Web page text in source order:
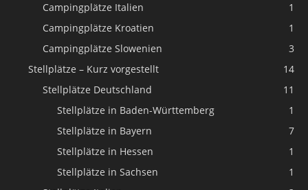
Campingplätze Italien
1
Campingplätze Kroatien
1
Campingplätze Slowenien
3
Stellplätze – Kurz vorgestellt
14
Stellplätze Deutschland
11
Stellplätze in Baden-Württemberg
1
Stellplätze in Bayern
7
Stellplätze in Hessen
1
Stellplätze in Sachsen
1